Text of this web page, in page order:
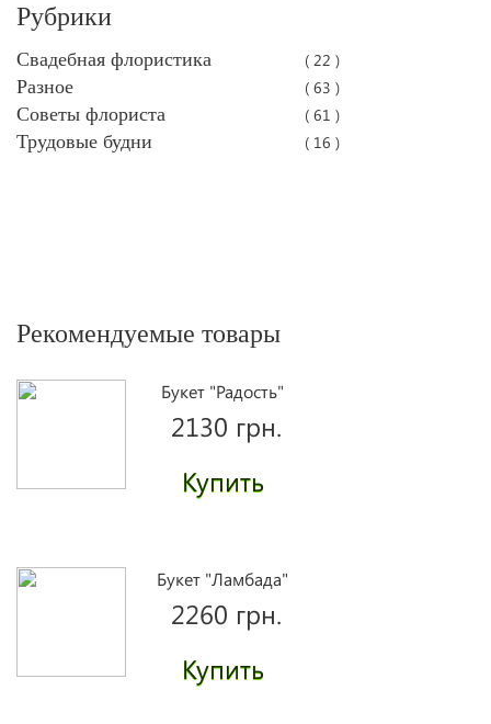
Рубрики
Свадебная флористика ( 22 )
Разное ( 63 )
Советы флориста ( 61 )
Трудовые будни ( 16 )
Рекомендуемые товары
Букет "Радость"
2130 грн.
Купить
Букет "Ламбада"
2260 грн.
Купить